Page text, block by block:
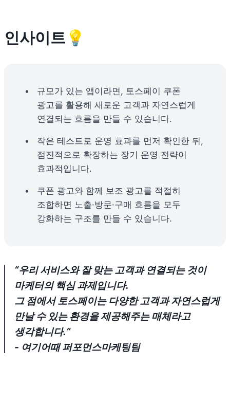
인사이트💡
규모가 있는 앱이라면, 토스페이 쿠폰
광고를 활용해 새로운 고객과 자연스럽게
연결되는 흐름을 만들 수 있습니다.
작은 테스트로 운영 효과를 먼저 확인한 뒤,
점진적으로 확장하는 장기 운영 전략이
효과적입니다.
쿠폰 광고와 함께 보조 광고를 적절히
조합하면 노출·방문·구매 흐름을 모두
강화하는 구조를 만들 수 있습니다.
“우리 서비스와 잘 맞는 고객과 연결되는 것이
마케터의 핵심 과제입니다.
그 점에서 토스페이는 다양한 고객과 자연스럽게
만날 수 있는 환경을 제공해주는 매체라고
- 여기어때 퍼포먼스마케팅팀